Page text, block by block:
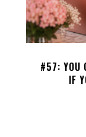
#57: YOU
IF